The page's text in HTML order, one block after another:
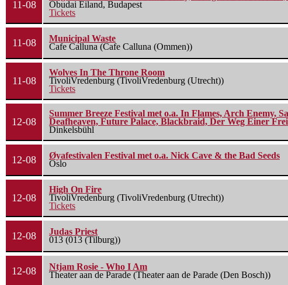
11-08
Óbudai Eiland, Budapest
Tickets
11-08
Municipal Waste
Cafe Calluna (Cafe Calluna (Ommen))
11-08
Wolves In The Throne Room
TivoliVredenburg (TivoliVredenburg (Utrecht))
Tickets
12-08
Summer Breeze Festival met o.a. In Flames, Arch Enemy,
Deafheaven, Future Palace, Blackbraid, Der Weg Einer
Dinkelsbühl
12-08
Øyafestivalen Festival met o.a. Nick Cave & the Bad Seeds
Oslo
12-08
High On Fire
TivoliVredenburg (TivoliVredenburg (Utrecht))
Tickets
12-08
Judas Priest
013 (013 (Tilburg))
12-08
Ntjam Rosie - Who I Am
Theater aan de Parade (Theater aan de Parade (Den Bosch))